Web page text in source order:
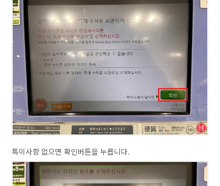
특이사항 없으면 확인버튼을 누릅니다.